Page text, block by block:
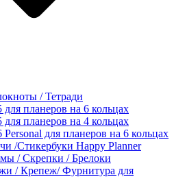
/ Тетради
планеров на 6 кольцах
планеров на 4 кольцах
для планеров на 6 кольцах
/Стикербуки Happy Planner
/ Скрепки / Брелоки
/ Крепеж/ Фурнитура для